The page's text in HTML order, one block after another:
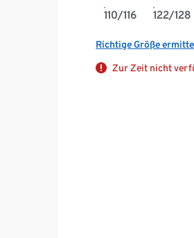
110/116 122/128
Richtige Größe
Zur Zeit nicht